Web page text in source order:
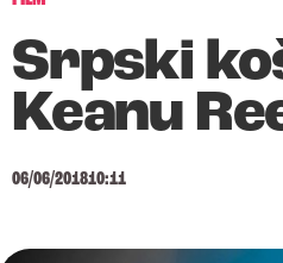
Srpski
Keanu
06/06/201810:11